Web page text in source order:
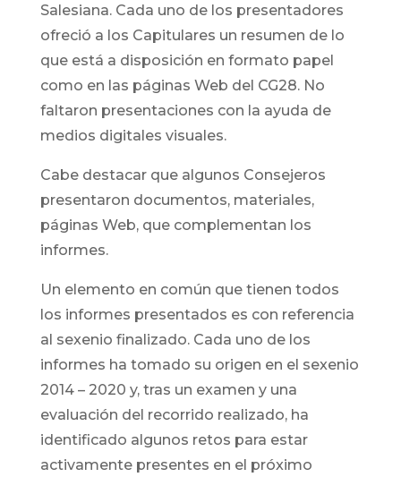
Salesiana. Cada uno de los presentadores
ofreció a los Capitulares un resumen de lo
que está a disposición en formato papel
como en las páginas Web del CG28. No
faltaron presentaciones con la ayuda de
medios digitales visuales.
Cabe destacar que algunos Consejeros
presentaron documentos, materiales,
páginas Web, que complementan los
informes.
Un elemento en común que tienen todos
los informes presentados es con referencia
al sexenio finalizado. Cada uno de los
informes ha tomado su origen en el sexenio
2014 – 2020 y, tras un examen y una
evaluación del recorrido realizado, ha
identificado algunos retos para estar
activamente presentes en el próximo